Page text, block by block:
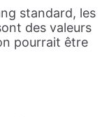
standard, les
des valeurs
pourrait être